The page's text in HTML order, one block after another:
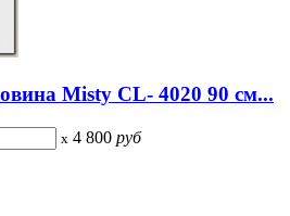
Misty СL- 4020 90 см...
x 4 800 руб